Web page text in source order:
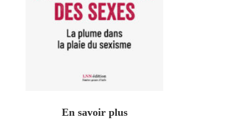
En savoir plus